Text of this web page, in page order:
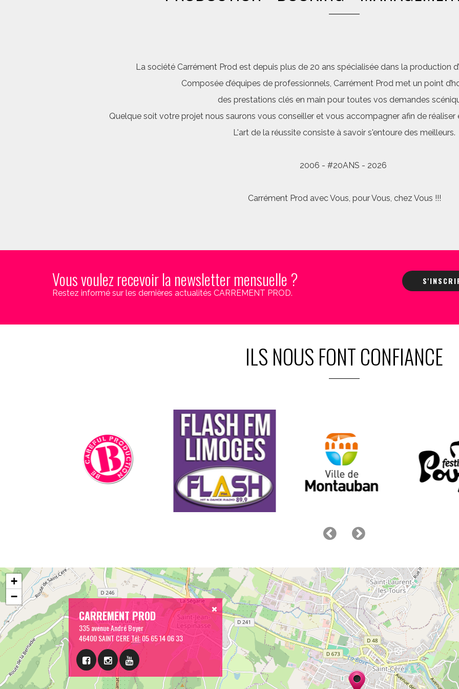
La société Carrément Prod est depuis plus de 20 ans spécialisée dans la production
Composée d’équipes de professionnels, Carrément Prod met un point
des prestations clés en main pour toutes vos demandes
Quelque soit votre projet nous saurons vous conseiller et vous accompagner afin de
L'art de la réussite consiste à savoir s'entoure des meilleurs.
2006 - #20ANS - 2026
Carrément Prod avec Vous, pour Vous, chez Vous !!!
Vous voulez recevoir la newsletter mensuelle ?
Restez informé sur les dernières actualités CARREMENT PROD.
ILS NOUS FONT CONFIANCE
CARREMENT PROD
335 avenue André Boyer
46400 SAINT CERETél:05 65 14 06 33
+
−